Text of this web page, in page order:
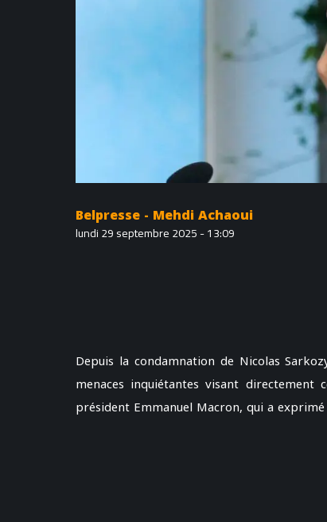
Belpresse - Mehdi Achaoui
lundi 29 septembre 2025 - 13:09
Depuis la condamnation de Nicolas
menaces inquiétantes visant
président Emmanuel Macron, qui a